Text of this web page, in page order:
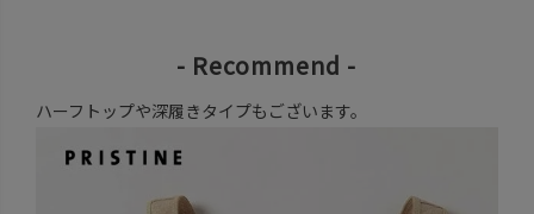
- Recommend -
ハーフトップや深履きタイプもございます。